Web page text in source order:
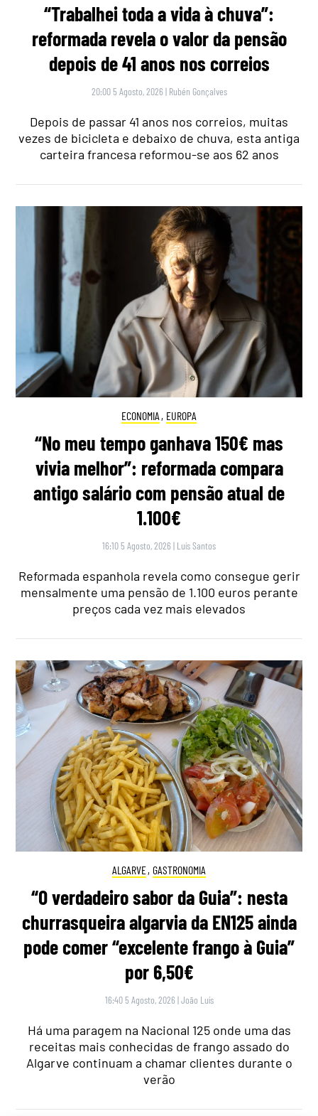
“Trabalhei toda a vida à chuva”:
reformada revela o valor da pensão
depois de 41 anos nos correios
20:00 5 Agosto, 2026 | Rubén Gonçalves
Depois de passar 41 anos nos correios, muitas
vezes de bicicleta e debaixo de chuva, esta antiga
carteira francesa reformou-se aos 62 anos
ECONOMIA , EUROPA
“No meu tempo ganhava 150€ mas
vivia melhor”: reformada compara
antigo salário com pensão atual de
1.100€
16:10 5 Agosto, 2026 | Luís Santos
Reformada espanhola revela como consegue gerir
mensalmente uma pensão de 1.100 euros perante
preços cada vez mais elevados
ALGARVE, GASTRONOMIA
“O verdadeiro sabor da Guia”: nesta
churrasqueira algarvia da EN125 ainda
pode comer “excelente frango à Guia”
por 6,50€
16:40 5 Agosto, 2026 |João Luís
Há uma paragem na Nacional 125 onde uma das
receitas mais conhecidas de frango assado do
Algarve continuam a chamar clientes durante o
verão